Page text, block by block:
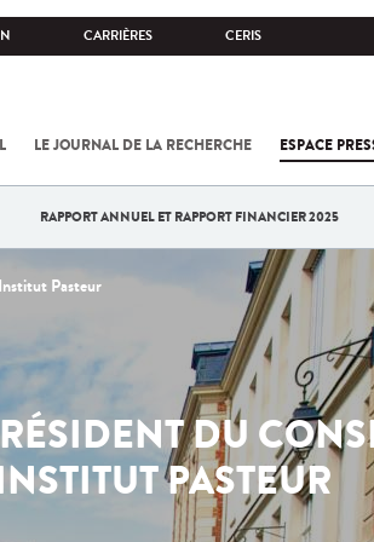
CARRIÈRES CERIS
LE JOURNAL DE LA RECHERCHE ESPACE
RAPPORT ANNUEL ET RAPPORT FINANCIER 2025
Pasteur
DU
PASTEUR